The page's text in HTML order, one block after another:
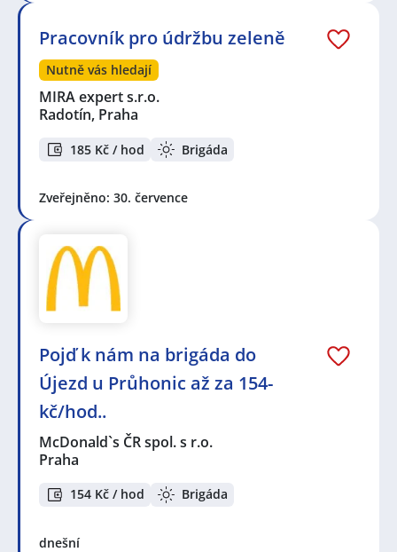
Pracovník pro údržbu zeleně
Nutně vás hledají
MIRA expert s.r.o.
Radotín, Praha
185 Kč / hod Brigáda
Zveřejněno: 30. července
Pojď k nám na brigáda do
Újezd u Průhonic až za 154-
kč/hod..
McDonald`s ČR spol. s r.o.
Praha
154 Kč / hod Brigáda
dnešní